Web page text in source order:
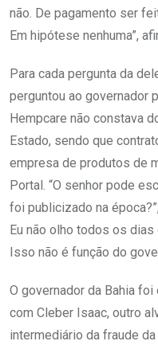
não. De pagamento ser
Em hipótese nenhuma”,
Para cada pergunta da
perguntou ao governador
Hempcare não constava
Estado, sendo que
empresa de produtos de
Portal. “O senhor pode
foi publicizado na
Eu não olho todos os
Isso não é função do
O governador da Bahia
com Cleber Isaac, outro
intermediário da fraude